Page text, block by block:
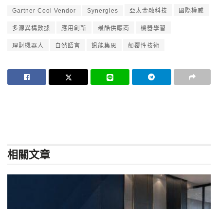
Gartner Cool Vendor Synergies 亞太金融科技 國際權威
多源異構數據 應用創新 最酷供應商 機器學習
理財機器人 自然語言 訊能集思 顛覆性技術
相關文章